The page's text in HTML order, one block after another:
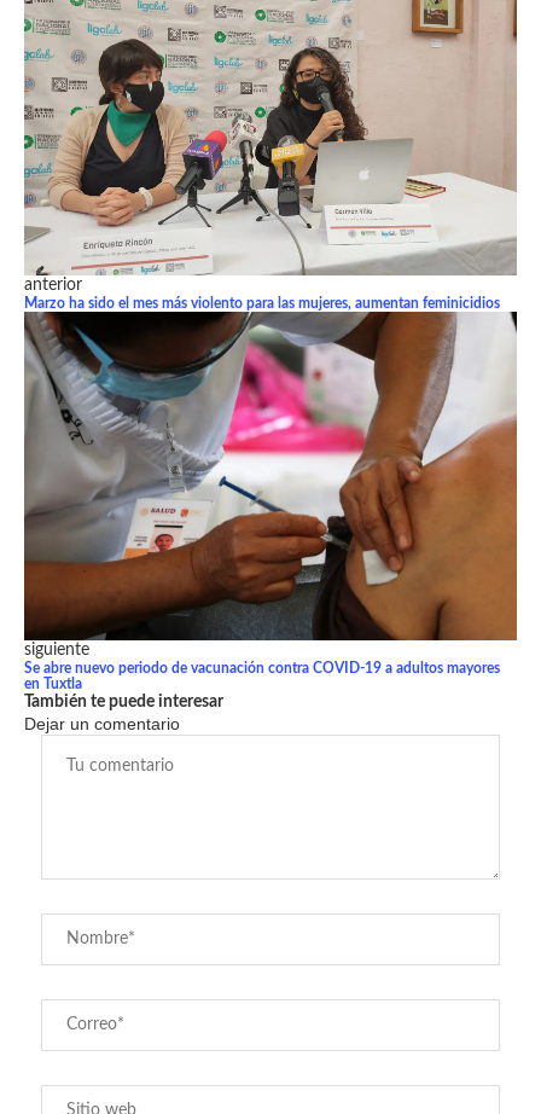
anterior
Marzo ha sido el mes más violento para las mujeres, aumentan feminicidios
siguiente
Se abre nuevo periodo de vacunación contra COVID-19 a adultos mayores
en Tuxtla
También te puede interesar
Dejar un comentario